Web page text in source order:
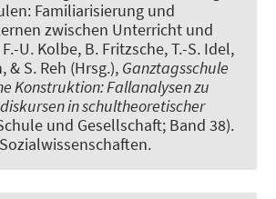
Familiarisierung und
zwischen Unterricht und
U. Kolbe, B. Fritzsche, T.-S. Idel,
& S. Reh (Hrsg.), Ganztagsschule
Konstruktion: Fallanalysen zu
in schultheoretischer
und Gesellschaft; Band 38).